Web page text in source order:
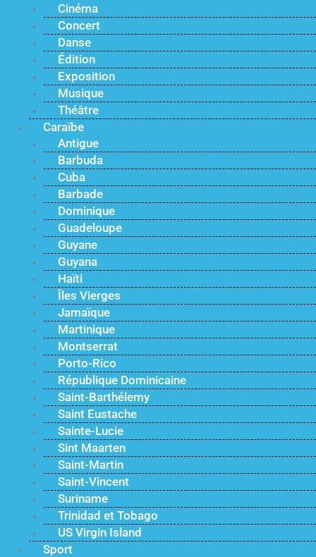
Cinéma
Concert
Danse
Édition
Exposition
Musique
Théâtre
Caraïbe
Antigue
Barbuda
Cuba
Barbade
Dominique
Guadeloupe
Guyane
Guyana
Haïti
Îles Vierges
Jamaïque
Martinique
Montserrat
Porto-Rico
République Dominicaine
Saint-Barthélemy
Saint Eustache
Sainte-Lucie
Sint Maarten
Saint-Martin
Saint-Vincent
Suriname
Trinidad et Tobago
US Virgin Island
Sport